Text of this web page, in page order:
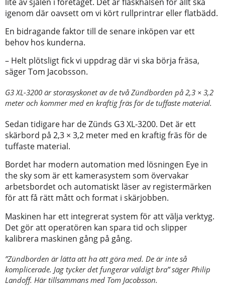
igenom där oavsett om vi kört rullprintrar eller flatbädd.
En bidragande faktor till de senare inköpen var ett
behov hos kunderna.
– Helt plötsligt fick vi uppdrag där vi ska börja fräsa,
säger Tom Jacobsson.
G3 XL-3200 är storasyskonet av de två Zündborden på 2,3 × 3,2
meter och kommer med en kraftig fräs för de tuffaste material.
Sedan tidigare har de Zünds G3 XL-3200. Det är ett
skärbord på 2,3 × 3,2 meter med en kraftig fräs för de
tuffaste material.
Bordet har modern automation med lösningen Eye in
the sky som är ett kamerasystem som övervakar
arbetsbordet och automatiskt läser av registermärken
för att få rätt mått och format i skärjobben.
Maskinen har ett integrerat system för att välja verktyg.
Det gör att operatören kan spara tid och slipper
kalibrera maskinen gång på gång.
”Zündborden är lätta att ha att göra med. De är inte så
komplicerade. Jag tycker det fungerar väldigt bra” säger Philip
Landoff. Här tillsammans med Tom Jacobsson.